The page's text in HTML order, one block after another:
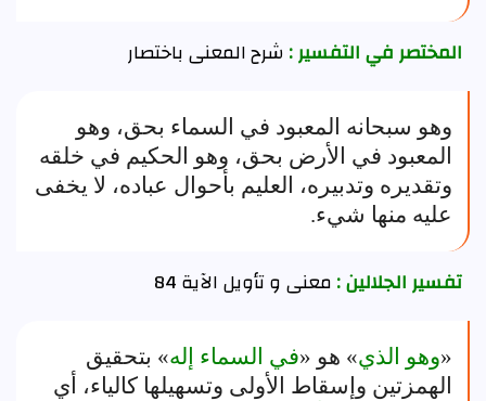
المختصر في التفسير :شرح المعنى باختصار
وهو سبحانه المعبود في السماء بحق، وهو
المعبود في الأرض بحق، وهو الحكيم في خلقه
وتقديره وتدبيره، العليم بأحوال عباده، لا يخفى
عليه منها شيء.
تفسير الجلالين :معنى و تأويل الآية 84
«وهو الذي» هو «في السماء إله» بتحقيق
الهمزتين وإسقاط الأولى وتسهيلها كالياء، أي